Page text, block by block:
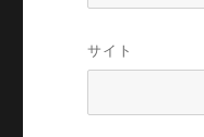
サイト